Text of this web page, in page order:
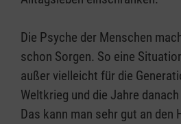
Die Psyche der Menschen
schon Sorgen. So eine
außer vielleicht für die
Weltkrieg und die Jahre
Das kann man sehr gut an den